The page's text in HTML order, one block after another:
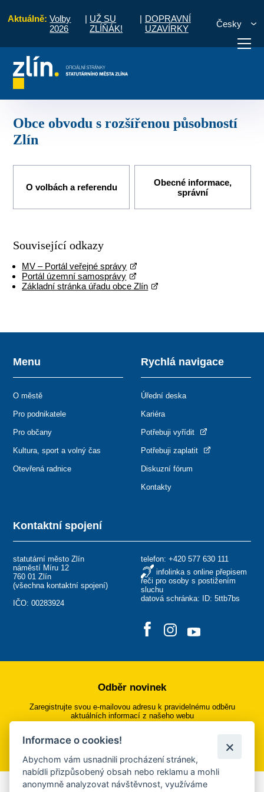
Aktuálně: Volby
2026
| UŽ SU
ZLÍŇÁK!
| DOPRAVNÍ
UZAVÍRKY
Česky
vyřídit Potřebuji zaplatit
Obce obvodu s rozšířenou působností
Zlín
O volbách a referendu
Obecné informace,
správní
Související odkazy
MV – Portál veřejné správy
Portál územní samosprávy
Základní stránka úřadu obce Zlín
Kontaktní spojení
statutární město Zlín
náměstí Míru 12
760 01 Zlín
(všechna kontaktní spojení)
IČO: 00283924
telefon: +420 577 630 111
infolinka s online přepisem
řeči pro osoby s postižením
sluchu
datová schránka: ID: 5ttb7bs
Menu
O městě
Pro podnikatele
Pro občany
Kultura, sport a volný čas
Otevřená radnice
Rychlá navigace
Úřední deska
Kariéra
Potřebuji vyřídit
Potřebuji zaplatit
Diskuzní fórum
Kontakty
Odběr novinek
Zaregistrujte svou e-mailovou adresu k pravidelnému odběru
aktuálních informací z našeho webu
Přihlásit se k odběru
Informace o cookies!
Abychom vám usnadnili procházení stránek,
nabídli přizpůsobený obsah nebo reklamu a mohli
anonymně analyzovat návštěvnost, využíváme